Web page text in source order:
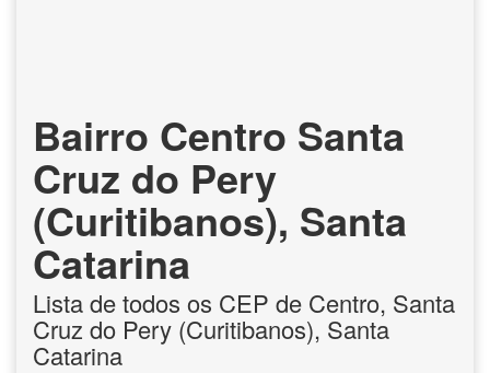
Bairro Centro Santa
Cruz do Pery
(Curitibanos), Santa
Catarina
Lista de todos os CEP de Centro, Santa
Cruz do Pery (Curitibanos), Santa
Catarina